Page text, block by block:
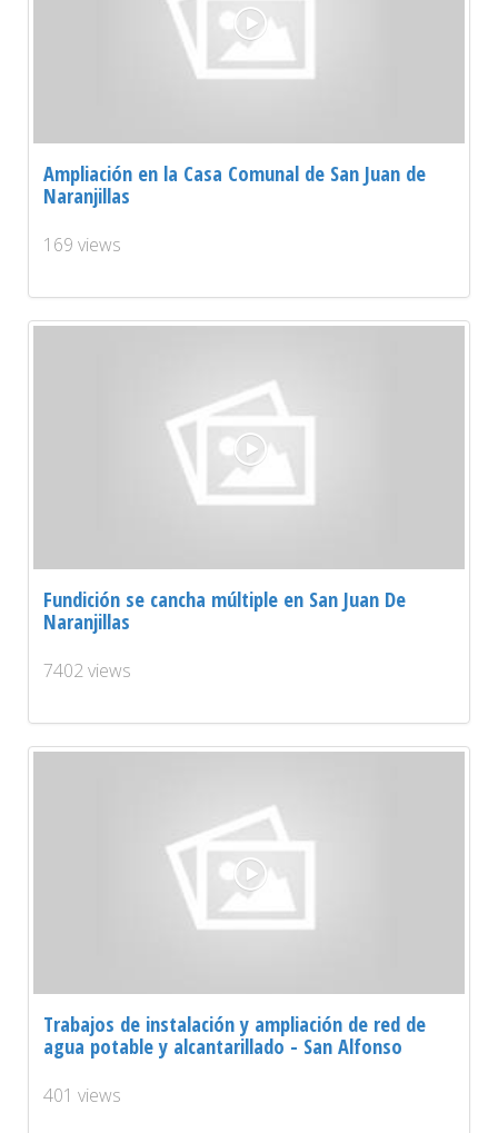
Ampliación en la Casa Comunal de San Juan de
Naranjillas
169 views
Fundición se cancha múltiple en San Juan De
Naranjillas
7402 views
Trabajos de instalación y ampliación de red de
agua potable y alcantarillado - San Alfonso
401 views